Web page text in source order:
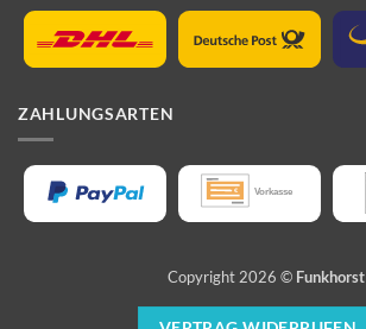
ZAHLUNGSARTEN
Copyright 2026 © Funkhorst